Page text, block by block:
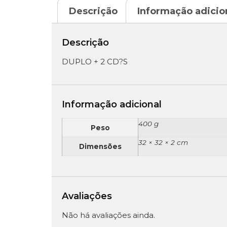
Descrição Informação
Descrição
DUPLO + 2 CD?S
Informação adicional
Peso 400 g
Dimensões 32 × 32 × 2 cm
Avaliações
Não há avaliações ainda.